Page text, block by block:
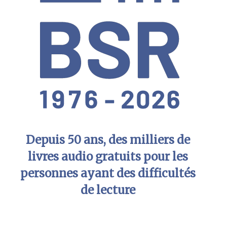
Depuis 50 ans, des milliers de
livres audio gratuits pour les
personnes ayant des difficultés
de lecture